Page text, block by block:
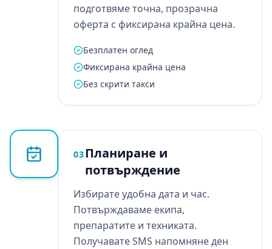
подготвяме точна, прозрачна
оферта с фиксирана крайна цена.
Безплатен оглед
Фиксирана крайна цена
Без скрити такси
03Планиране и
потвърждение
Избирате удобна дата и час.
Потвърждаваме екипа,
препаратите и техниката.
Получавате SMS напомняне ден